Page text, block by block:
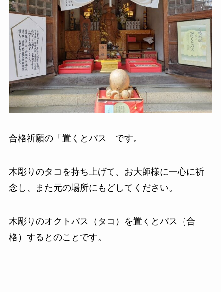
合格祈願の「置くとパス」です。
木彫りのタコを持ち上げて、お大師様に一心に祈
念し、また元の場所にもどしてください。
木彫りのオクトパス（タコ）を置くとパス（合
格）するとのことです。